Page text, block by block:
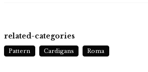
related-categories
Pattern Cardigans Roma